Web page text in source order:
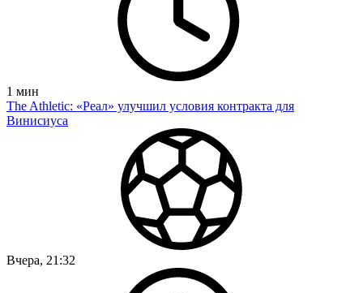
1 мин
The Athletic: «Реал» улучшил условия контракта для
Винисиуса
Вчера, 21:32